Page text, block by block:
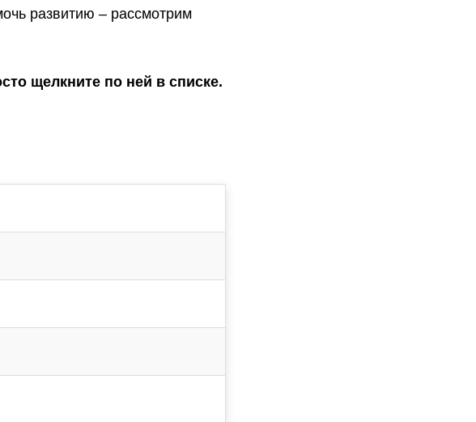
развитию – рассмотрим
щелкните по ней в списке.